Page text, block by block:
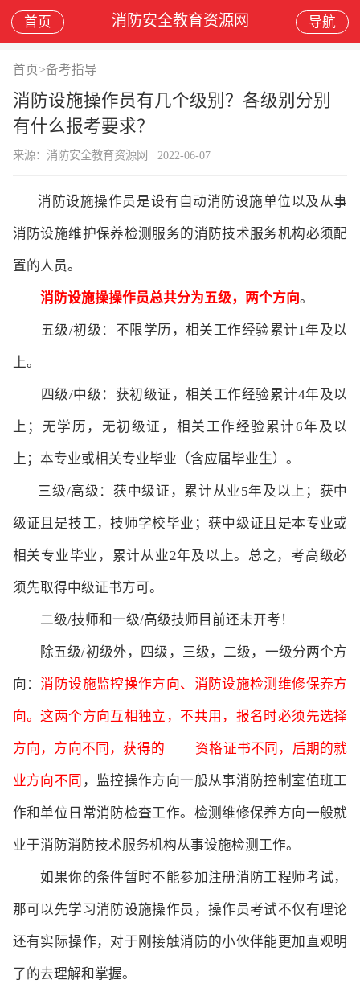
首页 消防安全教育资源网 导航
首页 >备考指导
消防设施操作员有几个级别？各级别分别
有什么报考要求？
来源：消防安全教育资源网 2022-06-07
消防设施操作员是设有自动消防设施单位以及从事
消防设施维护保养检测服务的消防技术服务机构必须配
置的人员。
消防设施操操作员总共分为五级，两个方向。
五级/初级：不限学历，相关工作经验累计1年及以
上。
四级/中级：获初级证，相关工作经验累计4年及以
上；无学历，无初级证，相关工作经验累计6年及以
上；本专业或相关专业毕业（含应届毕业生）。
三级/高级：获中级证，累计从业5年及以上；获中
级证且是技工，技师学校毕业；获中级证且是本专业或
相关专业毕业，累计从业2年及以上。总之，考高级必
须先取得中级证书方可。
二级/技师和一级/高级技师目前还未开考！
除五级/初级外，四级，三级，二级，一级分两个方
向：消防设施监控操作方向、消防设施检测维修保养方
向。这两个方向互相独立，不共用，报名时必须先选择
方向，方向不同，获得的 资格证书不同，后期的就
业方向不同 ，监控操作方向一般从事消防控制室值班工
作和单位日常消防检查工作。检测维修保养方向一般就
业于消防消防技术服务机构从事设施检测工作。
如果你的条件暂时不能参加注册消防工程师考试，
那可以先学习消防设施操作员，操作员考试不仅有理论
还有实际操作，对于刚接触消防的小伙伴能更加直观明
了的去理解和掌握。